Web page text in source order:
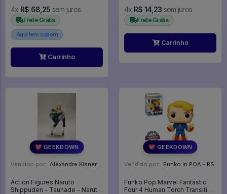
4x R$ 68,25 sem juros
Frete Grátis
Aqui tem cupom
Carrinho
4x R$ 14,23 sem juros
Frete Grátis
Carrinho
💖 GEEKDOWN
Vendido por: Alexandre Kisner - PR
Action Figures Naruto
Shippuden - Tsunade - Naruto
💖 GEEKDOWN
Vendido por: Funko in POA - RS
Funko Pop Marvel Fantastic
Four 4 Human Torch Transition